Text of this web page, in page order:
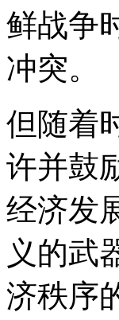
鲜战争
冲突。
但随着
许并鼓
经济发
义的武
济秩序